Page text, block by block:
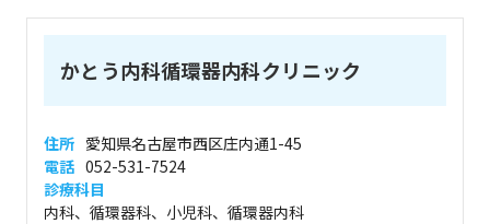
かとう内科循環器内科クリニック
住所 愛知県名古屋市西区庄内通1-45
電話 052-531-7524
診療科目
内科、循環器科、小児科、循環器内科